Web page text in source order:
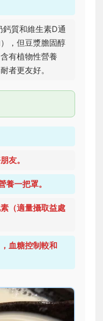
鈣質和維生素D通
，但豆漿膽固醇
有植物性營養
者更友好。
友。
養一把罩。
（適量攝取益處
血糖控制較和